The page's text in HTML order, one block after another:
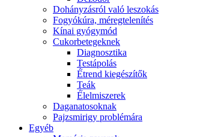
Dohányzásról való leszokás
Fogyókúra, méregtelenítés
Kínai gyógymód
Cukorbetegeknek
Diagnosztika
Testápolás
É́trend kiegészítők
Teák
É́lelmiszerek
Daganatosoknak
Pajzsmirigy problémára
Egyéb